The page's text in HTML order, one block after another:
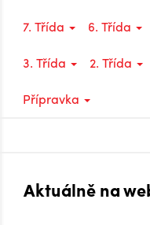
7. Třída
6. Třída
3. Třída
2. Třída
Přípravka
Aktuálně na